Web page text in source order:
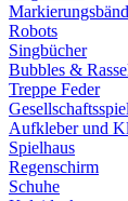
Robots
Singbücher
Bubbles &
Treppe Feder
Aufkleber und
Spielhaus
Regenschirm
Schuhe